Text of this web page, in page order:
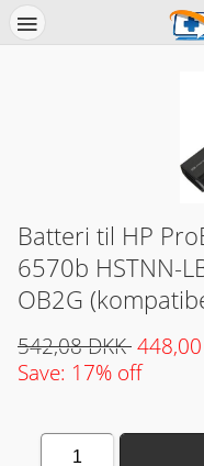
Batteri til HP
6570b HSTNN-
OB2G
542,08 DKK
Save: 17% off
1